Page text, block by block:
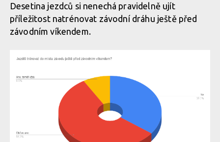
Desetina jezdců si nenechá pravidelně ujít
příležitost natrénovat závodní dráhu ještě před
závodním víkendem.